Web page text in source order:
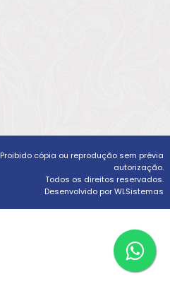
Proibido cópia ou reprodução sem prévia
autorização.
Todos os direitos reservados.
Desenvolvido por WLSistemas